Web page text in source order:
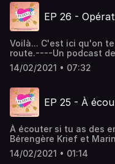
places pour AMOUR, le
https://snipfeed.co/
spectacle de Marine
acast.com/privacy
EP 26 -
Voilà... C'est ici qu'on
route.----Un podcast
BaoussonRéalisation &
Baoussongraphisme :
14/02/2021 • 07:32
EP 25 - À
À écouter si tu as des
Bérengère Krief et
: Romain
Acast. Visitez
14/02/2021 • 01:14